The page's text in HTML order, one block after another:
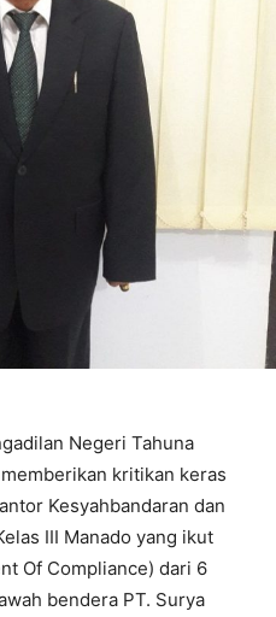
Negeri Tahuna
kritikan keras
Kesyahbandaran dan
III Manado yang ikut
Of Compliance) dari 6
bendera PT. Surya